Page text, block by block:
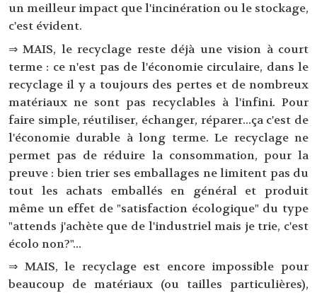
un meilleur impact que l'incinération ou le stockage,
c'est évident.
⇒ MAIS, le recyclage reste déjà une vision à court
terme : ce n'est pas de l'économie circulaire, dans le
recyclage il y a toujours des pertes et de nombreux
matériaux ne sont pas recyclables à l'infini. Pour
faire simple, réutiliser, échanger, réparer...ça c'est de
l'économie durable à long terme. Le recyclage ne
permet pas de réduire la consommation, pour la
preuve : bien trier ses emballages ne limitent pas du
tout les achats emballés en général et produit
même un effet de "satisfaction écologique" du type
"attends j'achète que de l'industriel mais je trie, c'est
écolo non?"...
⇒ MAIS, le recyclage est encore impossible pour
beaucoup de matériaux (ou tailles particulières),